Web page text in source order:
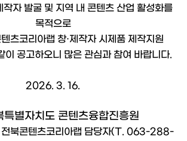
작자 발굴 및 지역 내 콘텐츠 산업 활성화를
목적으로
츠코리아랩 창·제작자 시제품 제작지원
이 공고하오니 많은 관심과 참여 바랍니다.
2026. 3. 16.
특별자치도 콘텐츠융합진흥원
전북콘텐츠코리아랩 담당자(T. 063-288-